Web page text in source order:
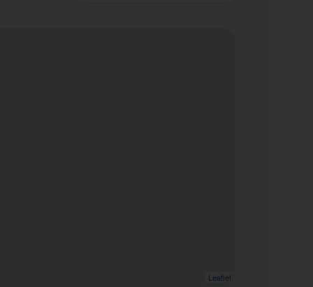
Leaflet